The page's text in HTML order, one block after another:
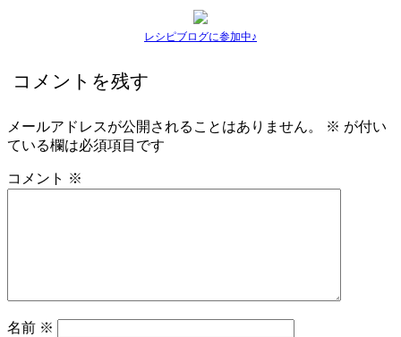
レシピブログに参加中♪
コメントを残す
メールアドレスが公開されることはありません。 ※ が付い
ている欄は必須項目です
コメント ※
名前 ※